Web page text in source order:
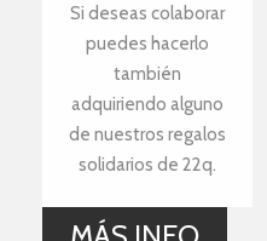
Si deseas colaborar
puedes hacerlo
también
adquiriendo alguno
de nuestros regalos
solidarios de 22q.